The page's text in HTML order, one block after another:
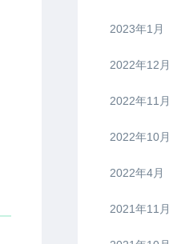
2023年1月
2022年12月
2022年11月
2022年10月
2022年4月
2021年11月